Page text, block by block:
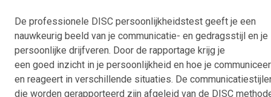
De professionele DISC persoonlijkheidstest geeft je een
nauwkeurig beeld van je communicatie- en gedragsstijl en je
persoonlijke drijfveren. Door de rapportage krijg je
een goed inzicht in je persoonlijkheid en hoe je
en reageert in verschillende situaties. De
die worden gerapporteerd zijn afgeleid van de DISC